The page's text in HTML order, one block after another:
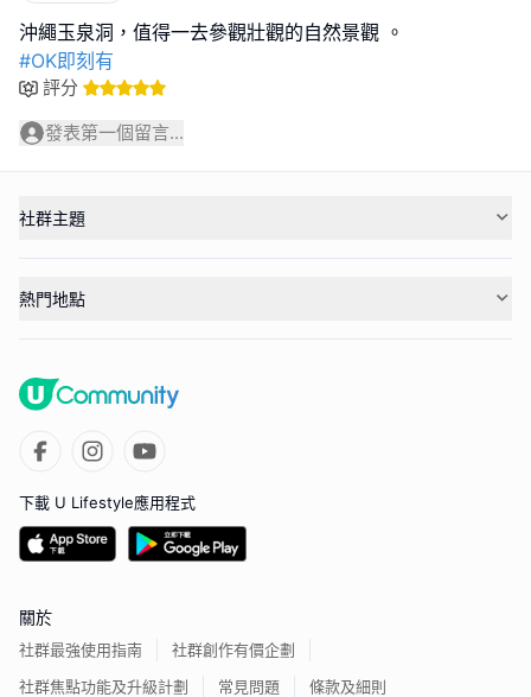
#OK即刻有
評分
發表第一個留言...
社群主題
熱門地點
下載 U Lifestyle應用程式
關於
社群最強使用指南
社群創作有價企劃
社群焦點功能及升級計劃
常見問題 條款及細則